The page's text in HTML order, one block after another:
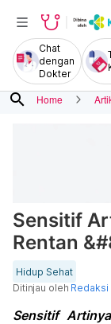
Chat
dengan
Dokter
search Home
Sensitif
Rentan
Hidup Sehat
Ditinjau oleh
Sensitif